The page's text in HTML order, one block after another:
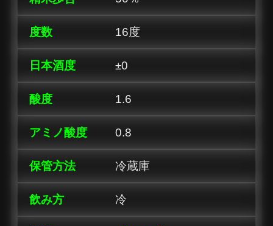
度数 16度
日本酒度 ±0
酸度 1.6
アミノ酸度 0.8
保管方法 冷蔵庫
飲み方 冷